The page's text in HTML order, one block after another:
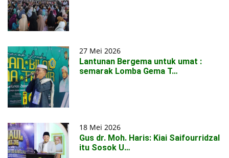
27 Mei 2026
Lantunan Bergema untuk umat :
semarak Lomba Gema T…
18 Mei 2026
Gus dr. Moh. Haris: Kiai Saifourridzal
itu Sosok U…